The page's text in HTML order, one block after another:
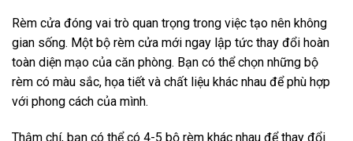
Rèm cửa đóng vai trò quan trọng trong việc tạo nên không
gian sống. Một bộ rèm cửa mới ngay lập tức thay đổi hoàn
toàn diện mạo của căn phòng. Bạn có thể chọn những bộ
rèm có màu sắc, họa tiết và chất liệu khác nhau để phù hợp
với phong cách của mình.
Thậm chí, bạn có thể có 4-5 bộ rèm khác nhau để thay đổi